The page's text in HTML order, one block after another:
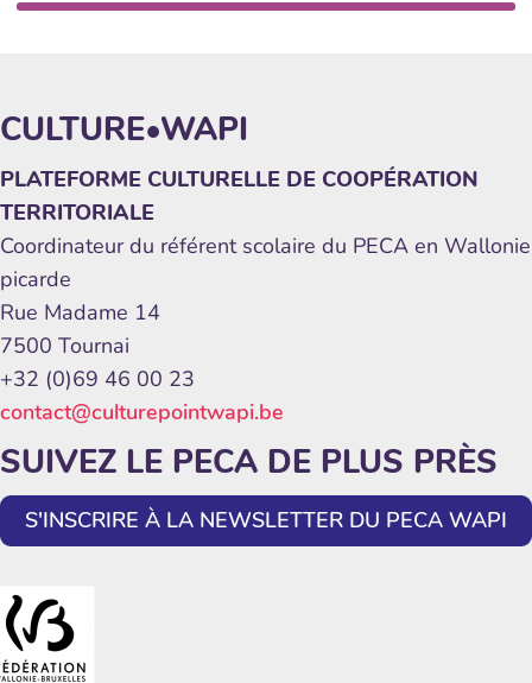
CULTURE•WAPI
PLATEFORME CULTURELLE DE COOPÉRATION
TERRITORIALE
Coordinateur du référent scolaire du PECA en Wallonie
picarde
Rue Madame 14
7500 Tournai
+32 (0)69 46 00 23
contact@culturepointwapi.be
SUIVEZ LE PECA DE PLUS PRÈS
S'INSCRIRE À LA NEWSLETTER DU PECA WAPI